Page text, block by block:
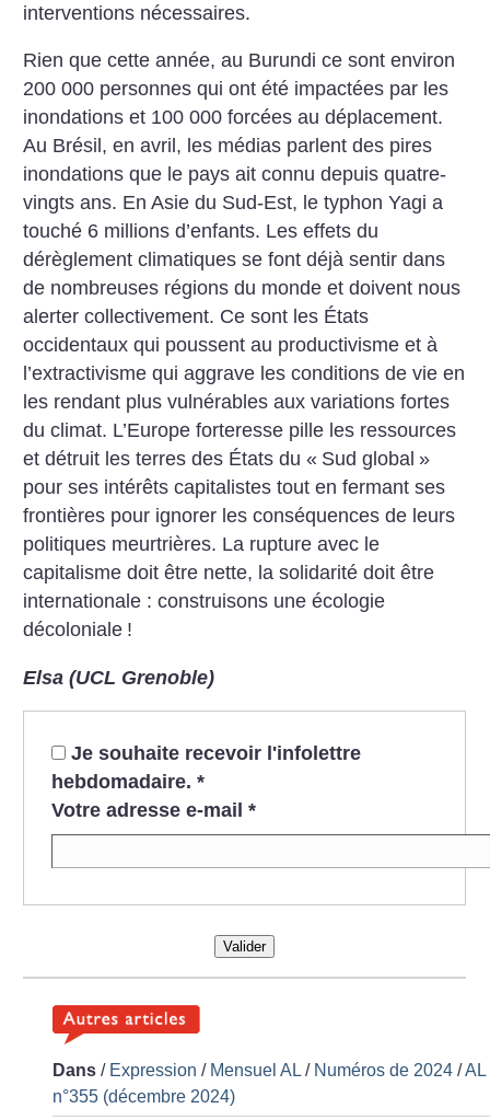
interventions nécessaires.
Rien que cette année, au Burundi ce sont environ
200 000 personnes qui ont été impactées par les
inondations et 100 000 forcées au déplacement.
Au Brésil, en avril, les médias parlent des pires
inondations que le pays ait connu depuis quatre-
vingts ans. En Asie du Sud-Est, le typhon Yagi a
touché 6 millions d’enfants. Les effets du
dérèglement climatiques se font déjà sentir dans
de nombreuses régions du monde et doivent nous
alerter collectivement. Ce sont les États
occidentaux qui poussent au productivisme et à
l’extractivisme qui aggrave les conditions de vie en
les rendant plus vulnérables aux variations fortes
du climat. L’Europe forteresse pille les ressources
et détruit les terres des États du « Sud global »
pour ses intérêts capitalistes tout en fermant ses
frontières pour ignorer les conséquences de leurs
politiques meurtrières. La rupture avec le
capitalisme doit être nette, la solidarité doit être
internationale : construisons une écologie
décoloniale !
Elsa (UCL Grenoble)
Je souhaite recevoir l'infolettre
hebdomadaire. *
Votre adresse e-mail *
Valider
Dans / Expression / Mensuel AL / Numéros de 2024 /AL
n°355 (décembre 2024)